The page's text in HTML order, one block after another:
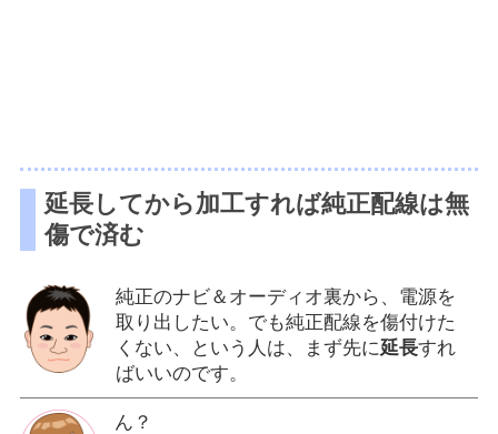
延長してから加工すれば純正配線は無
傷で済む
純正のナビ＆オーディオ裏から、電源を
取り出したい。でも純正配線を傷付けた
くない、という人は、まず先に延長すれ
ばいいのです。
ん？